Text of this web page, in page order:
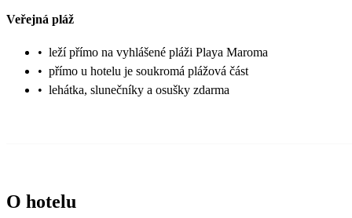
Veřejná pláž
• leží přímo na vyhlášené pláži Playa Maroma
• přímo u hotelu je soukromá plážová část
• lehátka, slunečníky a osušky zdarma
O hotelu